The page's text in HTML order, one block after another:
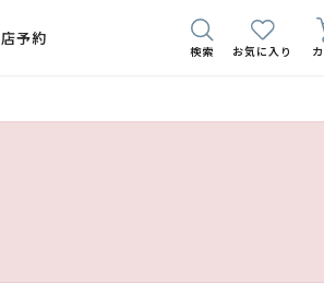
予約
検索 お気に入り